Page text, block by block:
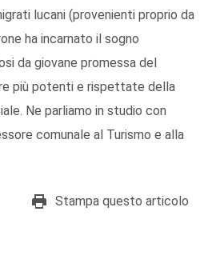
lucani (provenienti proprio da
ha incarnato il sogno
da giovane promessa del
più potenti e rispettate della
Ne parliamo in studio con
comunale al Turismo e alla
Stampa questo articolo